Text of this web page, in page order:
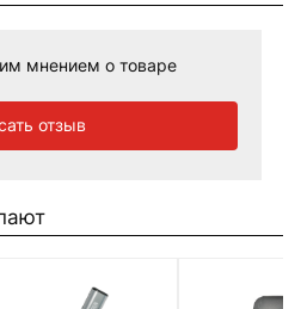
мнением о товаре
отзыв